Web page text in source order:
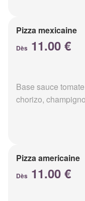
Pizza mexicaine
Dès 11.00 €
Base sauce
chorizo,
Pizza americaine
Dès 11.00 €